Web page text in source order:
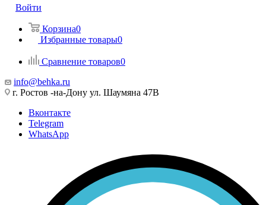
Войти
Корзина0
Избранные товары0
Сравнение товаров0
info@behka.ru
г. Ростов -на-Дону ул. Шаумяна 47В
Вконтакте
Telegram
WhatsApp